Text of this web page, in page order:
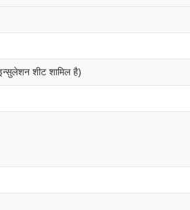
शीट शामिल है)